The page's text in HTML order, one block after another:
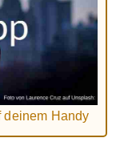
deinem Handy